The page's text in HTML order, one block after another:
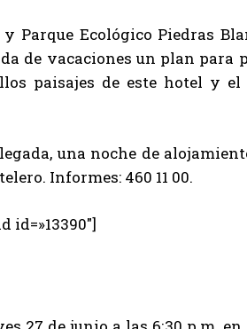
Parque Ecológico Piedras
de vacaciones un plan para
paisajes de este hotel y
una noche de
Informes: 460 11 00.
id=»13390″]